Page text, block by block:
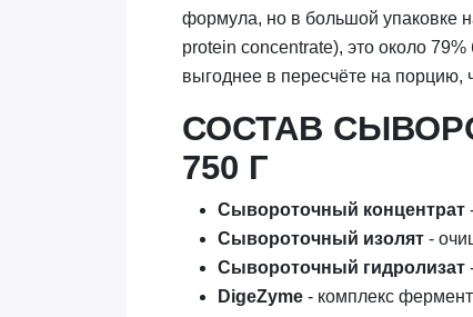
формула, но в большой упаковке
protein concentrate), это около
выгоднее в пересчёте на порцию,
СОСТАВ
750 Г
Сывороточный концентрат
Сывороточный изолят-
Сывороточный гидролизат
DigeZyme- комплекс